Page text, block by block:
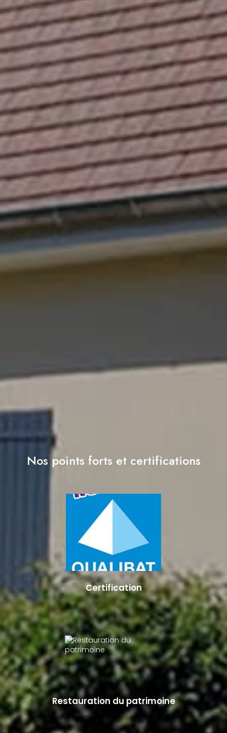
Nos points forts et certifications
Certification
Restauration du patrimoine